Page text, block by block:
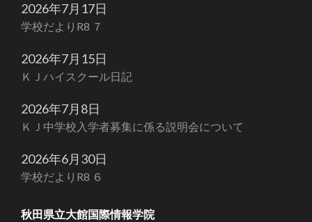
2026年7月17日
学校だよりR8 ７
2026年7月15日
ＫＪハイスクール日記
2026年7月8日
ＫＪ中学校入学者募集に係る説明会について
2026年6月30日
学校だよりR8 ６
秋田県立大館国際情報学院